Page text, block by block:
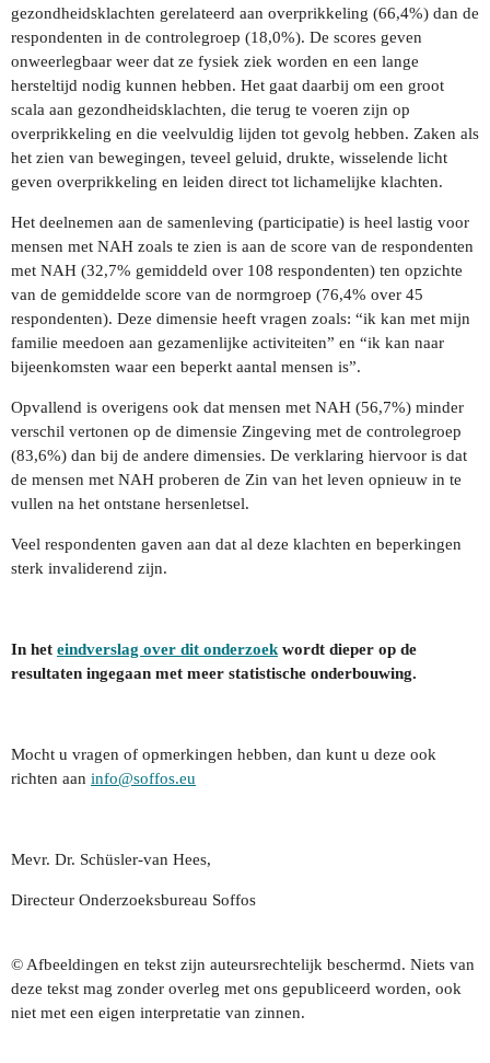
gezondheidsklachten gerelateerd aan overprikkeling (66,4%) dan de
respondenten in de controlegroep (18,0%). De scores geven
onweerlegbaar weer dat ze fysiek ziek worden en een lange
hersteltijd nodig kunnen hebben. Het gaat daarbij om een groot
scala aan gezondheidsklachten, die terug te voeren zijn op
overprikkeling en die veelvuldig lijden tot gevolg hebben. Zaken als
het zien van bewegingen, teveel geluid, drukte, wisselende licht
geven overprikkeling en leiden direct tot lichamelijke klachten.
Het deelnemen aan de samenleving (participatie) is heel lastig voor
mensen met NAH zoals te zien is aan de score van de respondenten
met NAH (32,7% gemiddeld over 108 respondenten) ten opzichte
van de gemiddelde score van de normgroep (76,4% over 45
respondenten). Deze dimensie heeft vragen zoals: “ik kan met mijn
familie meedoen aan gezamenlijke activiteiten” en “ik kan naar
bijeenkomsten waar een beperkt aantal mensen is”.
Opvallend is overigens ook dat mensen met NAH (56,7%) minder
verschil vertonen op de dimensie Zingeving met de controlegroep
(83,6%) dan bij de andere dimensies. De verklaring hiervoor is dat
de mensen met NAH proberen de Zin van het leven opnieuw in te
vullen na het ontstane hersenletsel.
Veel respondenten gaven aan dat al deze klachten en beperkingen
sterk invaliderend zijn.
In het eindverslag over dit onderzoekwordt dieper op de
resultaten ingegaan met meer statistische onderbouwing.
Mocht u vragen of opmerkingen hebben, dan kunt u deze ook
richten aan info@soffos.eu
Mevr. Dr. Schüsler-van Hees,
Directeur Onderzoeksbureau Soffos
© Afbeeldingen en tekst zijn auteursrechtelijk beschermd. Niets van
deze tekst mag zonder overleg met ons gepubliceerd worden, ook
niet met een eigen interpretatie van zinnen.